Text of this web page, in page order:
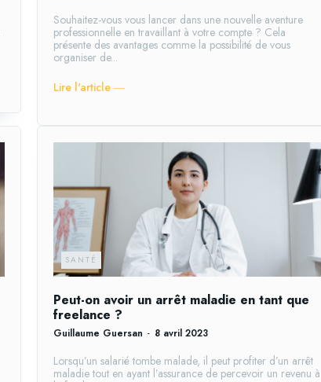
Souhaitez-vous vous lancer dans une nouvelle aventure
professionnelle en travaillant à votre compte ? Cela
présente des avantages comme la possibilité de vous
organiser de...
Lire l'article ―
SANTÉ
Peut-on avoir un arrêt maladie en tant que
freelance ?
Guillaume Guersan - 8 avril 2023
Lorsqu’un salarié tombe malade, il peut profiter d’un arrêt
maladie tout en ayant l’assurance de percevoir un revenu à